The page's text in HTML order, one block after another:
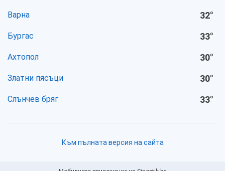
Варна 32°
Бургас 33°
Ахтопол 30°
Златни пясъци 30°
Слънчев бряг 33°
Към пълната версия на сайта